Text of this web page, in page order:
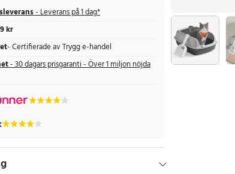
- Leverans på 1 dag*
kr
- Certifierade av Trygg e-handel
- 30 dagars prisgaranti - Över 1 miljon nöjda